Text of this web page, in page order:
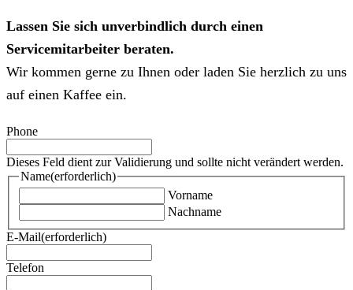
Lassen Sie sich unverbindlich durch einen
Servicemitarbeiter beraten.
Wir kommen gerne zu Ihnen oder laden Sie herzlich zu uns
auf einen Kaffee ein.
Phone
Dieses Feld dient zur Validierung und sollte nicht verändert werden.
Name(erforderlich)
Vorname
Nachname
E-Mail(erforderlich)
Telefon